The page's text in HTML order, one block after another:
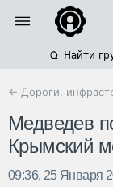
Найти
← Дороги,
Медведев
Крымский
09:36, 25 Января